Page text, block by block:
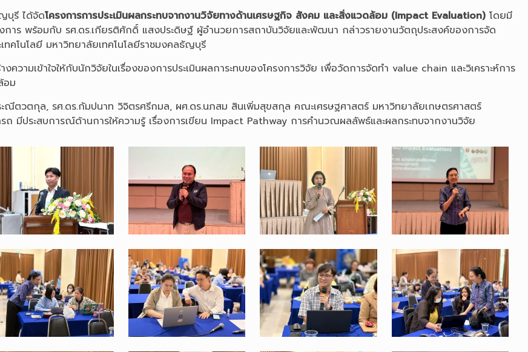
บุรี ได้จัดโครงการการประเมินผลกระทบจากงานวิจัยทางด้านเศรษฐกิจ สังคม และสิ่งแวดล้อม (Impact Evaluation) โดยมี
การ พร้อมกับ รศ.ดร.เกียรติศักดิ์ แสงประดิษฐ์ ผู้อำนวยการสถาบันวิจัยและพัฒนา กล่าวรายงานวัตถุประสงค์ของการจัด
คโนโลยี มหาวิทยาลัยเทคโนโลยีราชมงคลธัญบุรี
มเข้าใจให้กับนักวิจัยในเรื่องของการประเมินผลการะทบของโครงการวิจัย เพื่อวัดการจัดทำ value chain และวิเคราะห์การ
อม
ณีตวตกุล, รศ.ดร.กัมปนาท วิจิตรศรีกมล, ผศ.ดร.นภสม สินเพิ่มสุขสกุล คณะเศรษฐศาสตร์ มหาวิทยาลัยเกษตรศาสตร์
ประสบการณ์ด้านการให้ความรู้ เรื่องการเขียน Impact Pathway การคำนวณผลลัพธ์และผลกระทบจากงานวิจัย